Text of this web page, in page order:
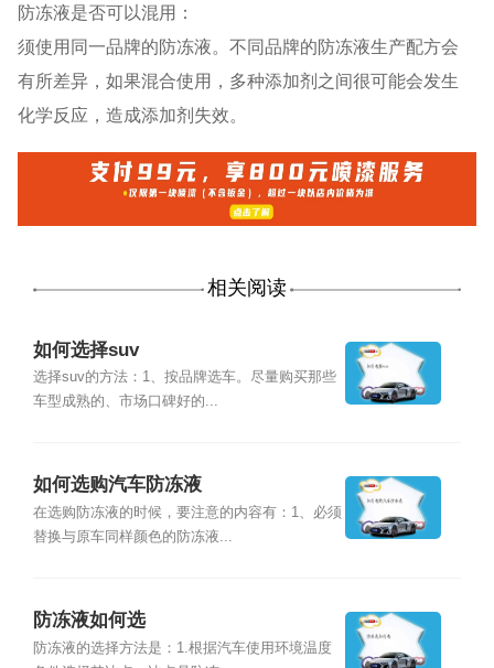
防冻液是否可以混用：
须使用同一品牌的防冻液。不同品牌的防冻液生产配方会
有所差异，如果混合使用，多种添加剂之间很可能会发生
化学反应，造成添加剂失效。
相关阅读
如何选择suv
选择suv的方法：1、按品牌选车。尽量购买那些
车型成熟的、市场口碑好的...
如何选购汽车防冻液
在选购防冻液的时候，要注意的内容有：1、必须
替换与原车同样颜色的防冻液...
防冻液如何选
防冻液的选择方法是：1.根据汽车使用环境温度